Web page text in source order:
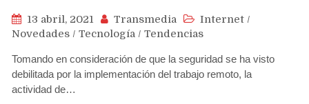
13 abril, 2021 Transmedia Internet /
Novedades / Tecnología / Tendencias
Tomando en consideración de que la seguridad se ha visto
debilitada por la implementación del trabajo remoto, la
actividad de…